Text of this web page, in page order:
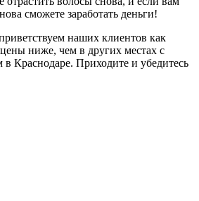
сможете заработать деньги!
наших клиентов как
ниже, чем в других местах с
Краснодаре. Приходите и убедитесь